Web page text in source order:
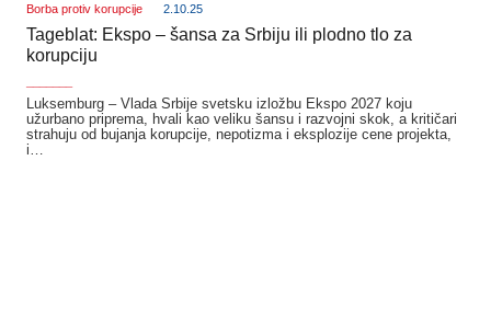
Borba protiv korupcije 2.10.25
Tageblat: Ekspo – šansa za Srbiju ili plodno tlo za
korupciju
Luksemburg – Vlada Srbije svetsku izložbu Ekspo 2027 koju
užurbano priprema, hvali kao veliku šansu i razvojni skok, a kritičari
strahuju od bujanja korupcije, nepotizma i eksplozije cene projekta,
i…